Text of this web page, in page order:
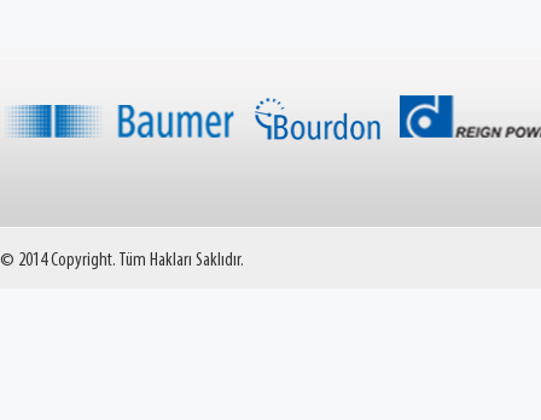
© 2014 Copyright. Tüm Hakları Saklıdır.